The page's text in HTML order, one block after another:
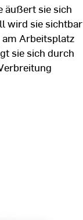
äußert sie sich
wird sie sichtbar
Arbeitsplatz
sie sich durch